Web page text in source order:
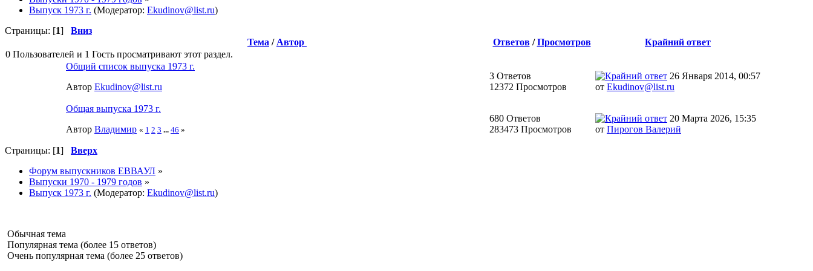
Выпуск 1973 г. (Модератор: Ekudinov@list.ru)
Страницы: [1] Вниз
Тема / Автор Ответов/Просмотров
Крайний ответ
0 Пользователей и 1 Гость просматривают этот раздел.
Общий список выпуска 1973 г.
Автор Ekudinov@list.ru
3 Ответов
12372 Просмотров
26 Января 2014, 00:57
от Ekudinov@list.ru
Общая выпуска 1973 г.
Автор Влaдимир « 1 2 3 ... 46 »
680 Ответов
283473 Просмотров
20 Марта 2026, 15:35
от Пирогов Валерий
Страницы: [1] Вверх
Форум выпускников ЕВВАУЛ »
Выпуски 1970 - 1979 годов »
Выпуск 1973 г. (Модератор: Ekudinov@list.ru)
Обычная тема
Популярная тема (более 15 ответов)
Очень популярная тема (более 25 ответов)